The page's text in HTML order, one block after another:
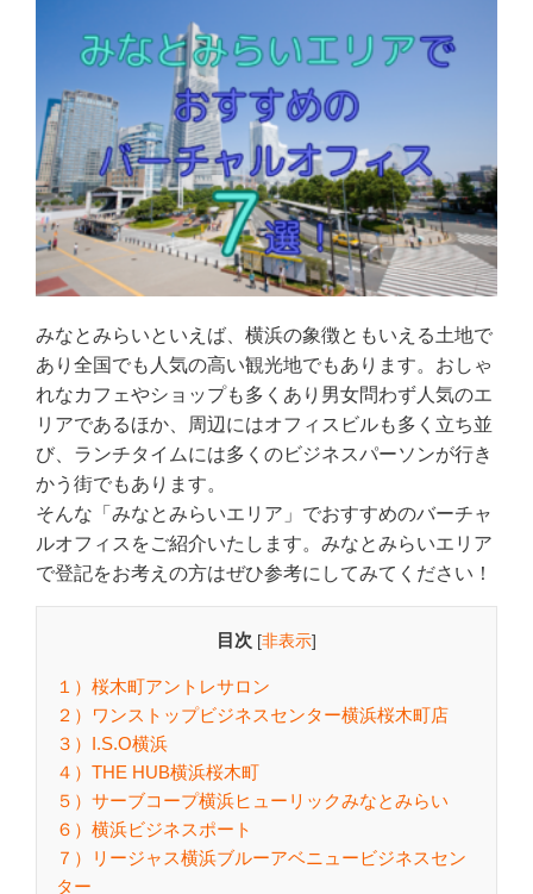
みなとみらいといえば、横浜の象徴ともいえる土地で
あり全国でも人気の高い観光地でもあります。おしゃ
れなカフェやショップも多くあり男女問わず人気のエ
リアであるほか、周辺にはオフィスビルも多く立ち並
び、ランチタイムには多くのビジネスパーソンが行き
かう街でもあります。
そんな「みなとみらいエリア」でおすすめのバーチャ
ルオフィスをご紹介いたします。みなとみらいエリア
で登記をお考えの方はぜひ参考にしてみてください！
目次 [非表示]
１）桜木町アントレサロン
２）ワンストップビジネスセンター横浜桜木町店
３）I.S.O横浜
４）THE HUB横浜桜木町
５）サーブコープ横浜ヒューリックみなとみらい
６）横浜ビジネスポート
７）リージャス横浜ブルーアベニュービジネスセン
ター